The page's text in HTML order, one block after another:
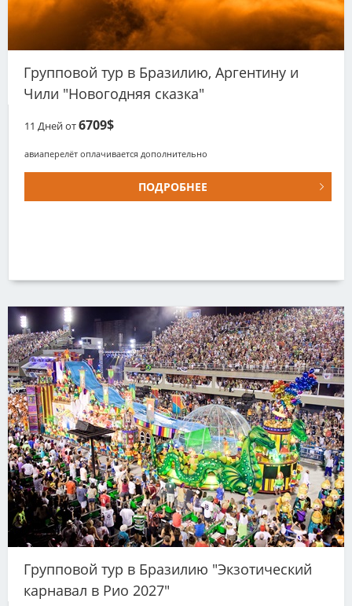
Групповой тур в Бразилию, Аргентину и
Чили "Новогодняя сказка"
11 Дней от6709$
авиаперелёт оплачивается дополнительно
ПОДРОБНЕЕ
Групповой тур в Бразилию "Экзотический
карнавал в Рио 2027"